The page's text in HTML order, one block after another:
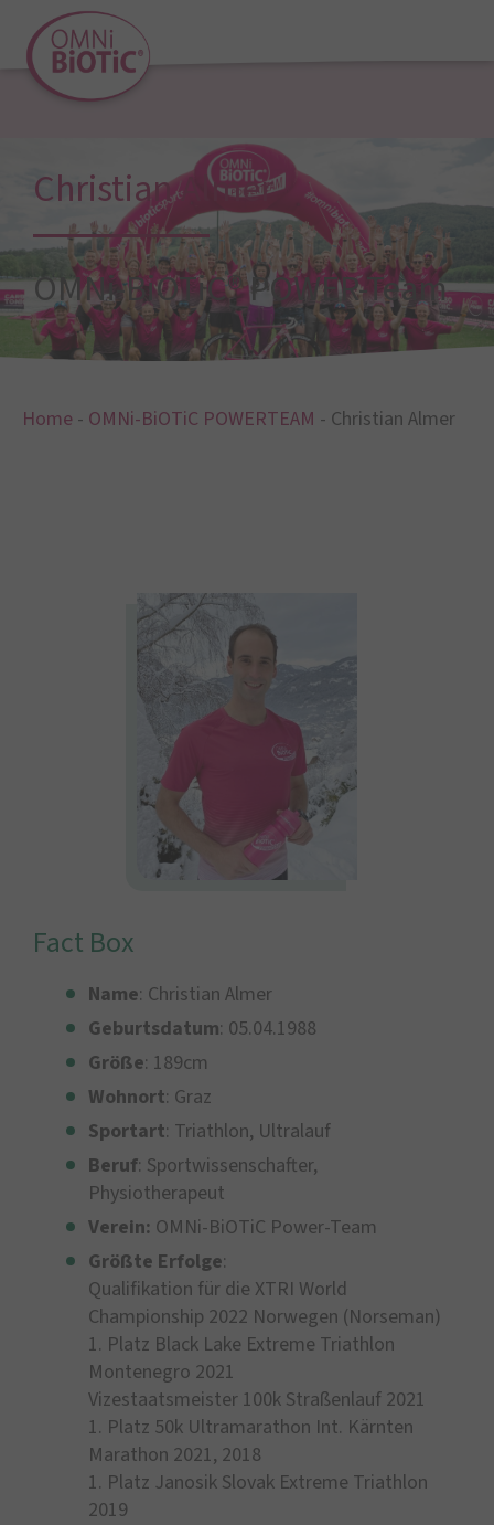
Christian Almer
OMNi-BiOTiC® POWER-Team
Home - OMNi-BiOTiC POWERTEAM - Christian Almer
Fact Box
Name: Christian Almer
Geburtsdatum: 05.04.1988
Größe: 189cm
Wohnort: Graz
Sportart: Triathlon, Ultralauf
Beruf: Sportwissenschafter,
Physiotherapeut
Verein: OMNi-BiOTiC Power-Team
Größte Erfolge:
Qualifikation für die XTRI World
Championship 2022 Norwegen (Norseman)
1. Platz Black Lake Extreme Triathlon
Montenegro 2021
Vizestaatsmeister 100k Straßenlauf 2021
1. Platz 50k Ultramarathon Int. Kärnten
Marathon 2021, 2018
1. Platz Janosik Slovak Extreme Triathlon
2019